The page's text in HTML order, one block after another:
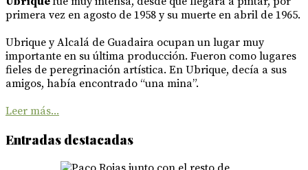
primera vez en agosto de 1958 y su muerte en abril de 1965.
Ubrique y Alcalá de Guadaira ocupan un lugar muy
importante en su última producción. Fueron como lugares
fieles de peregrinación artística. En Ubrique, decía a sus
amigos, había encontrado “una mina”.
Leer más...
Entradas destacadas